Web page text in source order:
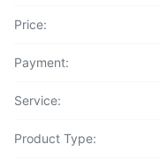
Price:
Payment:
Service:
Product Type: